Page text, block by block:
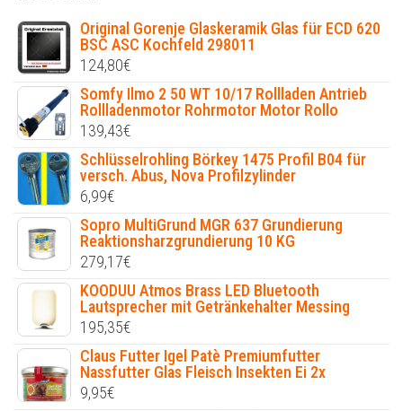
Original Gorenje Glaskeramik Glas für ECD 620
BSC ASC Kochfeld 298011
124,80€
Somfy Ilmo 2 50 WT 10/17 Rollladen Antrieb
Rollladenmotor Rohrmotor Motor Rollo
139,43€
Schlüsselrohling Börkey 1475 Profil B04 für
versch. Abus, Nova Profilzylinder
6,99€
Sopro MultiGrund MGR 637 Grundierung
Reaktionsharzgrundierung 10 KG
279,17€
KOODUU Atmos Brass LED Bluetooth
Lautsprecher mit Getränkehalter Messing
195,35€
Claus Futter Igel Patè Premiumfutter
Nassfutter Glas Fleisch Insekten Ei 2x
9,95€